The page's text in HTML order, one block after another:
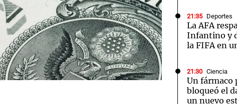
21:35 Deportes
La AFA
Infantino y
la FIFA en
21:30 Ciencia
Un fármaco
bloqueó el
un nuevo
Notas
La Sole en Cadena 3
Notas
El huracán de Arequito Cadena